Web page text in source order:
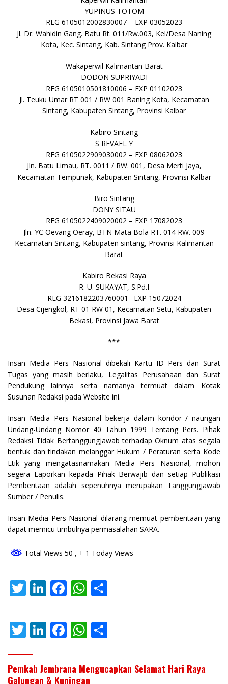
YUPINUS TOTOM
REG 6105012002830007 – EXP 03052023
Jl. Dr. Wahidin Gang. Batu Rt. 011/Rw.003, Kel/Desa Naning
Kota, Kec. Sintang, Kab. Sintang Prov. Kalbar
Wakaperwil Kalimantan Barat
DODON SUPRIYADI
REG 6105010501810006 – EXP 01102023
Jl. Teuku Umar RT 001 / RW 001 Baning Kota, Kecamatan
Sintang, Kabupaten Sintang, Provinsi Kalbar
Kabiro Sintang
S REVAEL Y
REG 6105022909030002 – EXP 08062023
Jln. Batu Limau, RT. 0011 / RW. 001, Desa Merti Jaya,
Kecamatan Tempunak, Kabupaten Sintang, Provinsi Kalbar
Biro Sintang
DONY SITAU
REG 6105022409020002 – EXP 17082023
Jln. YC Oevang Oeray, BTN Mata Bola RT. 014 RW. 009
Kecamatan Sintang, Kabupaten sintang, Provinsi Kalimantan
Barat
Kabiro Bekasi Raya
R. U. SUKAYAT, S.Pd.I
REG 3216182203760001 ǀ EXP 15072024
Desa Cijengkol, RT 01 RW 01, Kecamatan Setu, Kabupaten
Bekasi, Provinsi Jawa Barat
***
Insan Media Pers Nasional dibekali Kartu ID Pers dan Surat
Tugas yang masih berlaku, Legalitas Perusahaan dan Surat
Pendukung lainnya serta namanya termuat dalam Kotak
Susunan Redaksi pada Website ini.
Insan Media Pers Nasional bekerja dalam koridor / naungan
Undang-Undang Nomor 40 Tahun 1999 Tentang Pers. Pihak
Redaksi Tidak Bertanggungjawab terhadap Oknum atas segala
bentuk dan tindakan melanggar Hukum / Peraturan serta Kode
Etik yang mengatasnamakan Media Pers Nasional, mohon
segera Laporkan kepada Pihak Berwajib dan setiap Publikasi
Pemberitaan adalah sepenuhnya merupakan Tanggungjawab
Sumber / Penulis.
Insan Media Pers Nasional dilarang memuat pemberitaan yang
dapat memicu timbulnya permasalahan SARA.
Total Views 50 , + 1 Today Views
T
itt
er
Li
k
e
n
F
e
b
o
W
at
s
p
T
itt
er
Li
k
e
F
e
b
W
at
s
ar
e
Pemkab Jembrana Mengucapkan Selamat Hari Raya
Galungan & Kuningan